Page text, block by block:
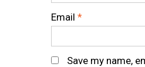
Email *
Save my name,